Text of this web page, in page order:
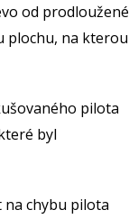
od prodloužené
plochu, na kterou
pilota
byl
chybu pilota